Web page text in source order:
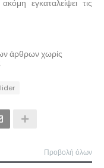
εγκαταλείψει τις
άρθρων χωρίς
Προβολή όλων